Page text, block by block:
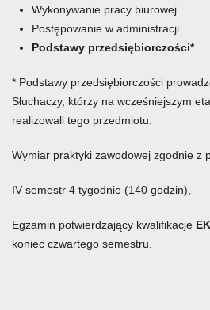
Wykonywanie pracy biurowej
Postępowanie w administracji
Podstawy przedsiębiorczości*
* Podstawy przedsiębiorczości
Słuchaczy, którzy na wcześniejszym
realizowali tego przedmiotu.
Wymiar praktyki zawodowej zgodnie z
IV semestr 4 tygodnie (140 godzin),
Egzamin potwierdzający kwalifikacje
koniec czwartego semestru.